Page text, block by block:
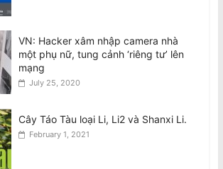
Ban Chấp Hành Chấp Thuận Kết Quả
Hòa Giải và Chương Trình Thực Hiện
Sau Cuộc Bầu Cử BCH 2026–30
VN: Hacker xâm nhập camera nhà
một phụ nữ, tung cảnh ‘riêng tư’ lên
mạng
July 25, 2020
Cây Táo Tàu loại Li, Li2 và Shanxi Li.
February 1, 2021